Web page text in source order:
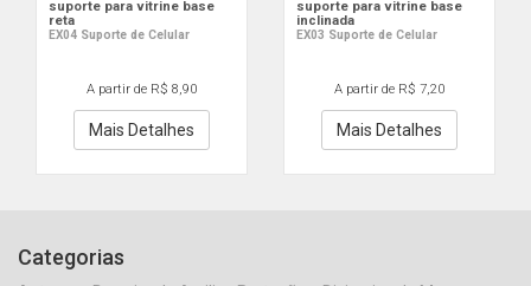
suporte para vitrine base
reta
EX04 Suporte de Celular
A partir de R$ 8,90
Mais Detalhes
suporte para vitrine base
inclinada
EX03 Suporte de Celular
A partir de R$ 7,20
Mais Detalhes
Categorias